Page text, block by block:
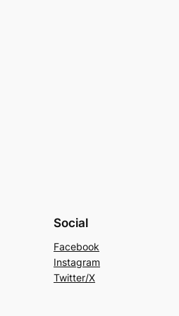
Social
Facebook
Instagram
Twitter/X